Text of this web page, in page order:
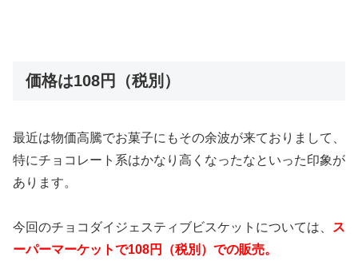
価格は108円（税別）
最近は物価高騰でお菓子にもその余波が来ておりまして、
特にチョコレート系はかなり高くなったなといった印象が
あります。
今回のチョコダイジェスティブビスケットについては、 ス
ーパーマーケットで108円（税別）での販売。